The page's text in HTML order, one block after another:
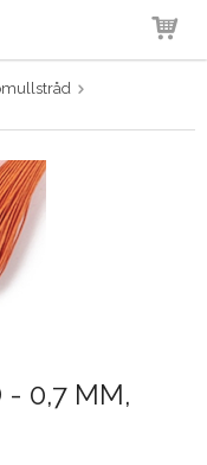
i
- 0,7 MM,